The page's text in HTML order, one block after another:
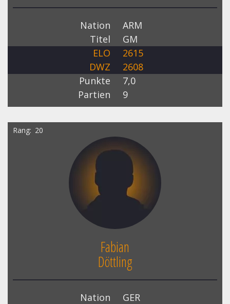
Nation
ARM
Titel
GM
ELO
2615
DWZ
2608
Punkte
7,0
Partien
9
Rang 20
Fabian
Döttling
Nation
GER